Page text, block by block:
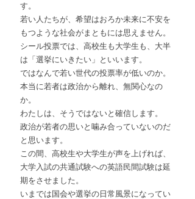
す。
若い人たちが、希望はおろか未来に不安を
もつような社会がまともには思えません。
シール投票では、高校生も大学生も、大半
は「選挙にいきたい」といいます。
ではなんで若い世代の投票率が低いのか。
本当に若者は政治から離れ、無関心なの
か。
わたしは、そうではないと確信します。
政治が若者の思いと噛み合っていないのだ
と思います。
この間、高校生や大学生が声を上げれば、
大学入試の共通試験への英語民間試験は延
期をさせました。
いまでは国会や選挙の日常風景になってい